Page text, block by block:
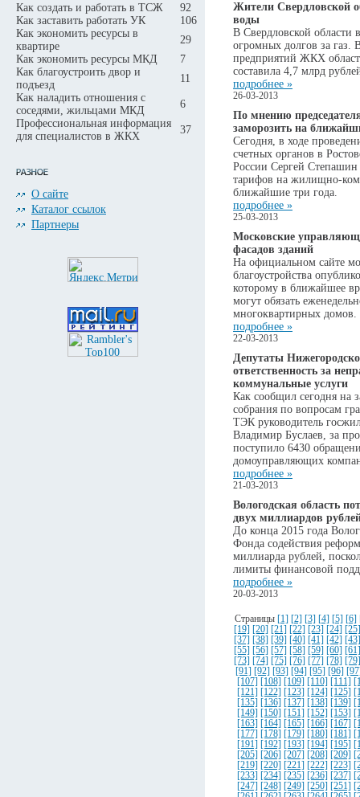
Как создать и работать в ТСЖ
92
Как заставить работать УК
106
Как экономить ресурсы в
квартире
29
Как экономить ресурсы МКД
7
Как благоустроить двор и
подъезд
11
Как наладить отношения с
соседями, жильцами МКД
6
Профессиональная информация
для специалистов в ЖКХ
37
О сайте
Каталог ссылок
Партнеры
Жители Свердловской
воды
В Свердловской области
огромных долгов за газ.
предприятий ЖКХ
составила 4,7 млрд
подробнее »
26-03-2013
По мнению
заморозить на
Сегодня, в ходе
счетных органов в
России Сергей Степашин
тарифов на жилищно-
ближайшие три года.
подробнее »
25-03-2013
Московские
фасадов зданий
На официальном сайте
благоустройства
которому в ближайшее
могут обязать
многоквартирных домов.
подробнее »
22-03-2013
Депутаты
ответственность за
коммунальные услуги
Как сообщил сегодня на
собрания по вопросам
ТЭК руководитель
Владимир Буслаев, за
поступило 6430
домоуправляющих
подробнее »
21-03-2013
Вологодская область
двух миллиардов
До конца 2015 года
Фонда содействия
миллиарда рублей,
лимиты финансовой
подробнее »
20-03-2013
Страницы [1] [2] [3] [4] [5] [6]
[19]
[20] [21] [22] [23] [24]
[25]
[37]
[38] [39] [40] [41] [42]
[43]
[55]
[56] [57] [58] [59] [60]
[61]
[73]
[74] [75] [76] [77] [78]
[79]
[91]
[92] [93] [94] [95] [96]
[107]
[108] [109] [110] [111]
[121]
[122] [123] [124] [125]
[135]
[136] [137] [138] [139]
[149]
[150] [151] [152] [153]
[163]
[164] [165] [166] [167]
[177]
[178] [179] [180] [181]
[191]
[192] [193] [194] [195]
[205]
[206] [207] [208] [209]
[219]
[220] [221] [222] [223]
[233]
[234] [235] [236] [237]
[247]
[248] [249] [250] [251]